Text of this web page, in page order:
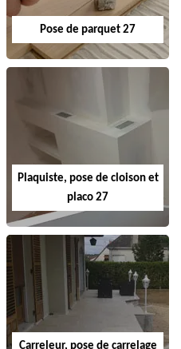
Pose de parquet 27
Plaquiste, pose de cloison et
placo 27
Carreleur, pose de carrelage